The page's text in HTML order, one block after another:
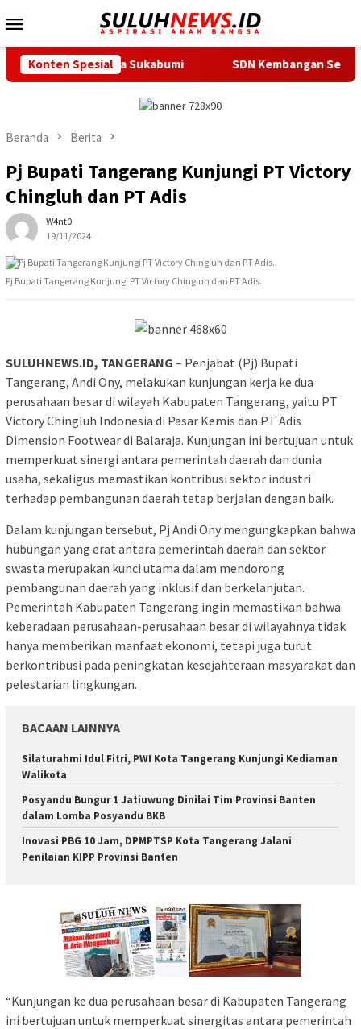
ke
Mobile
Konten Spesial
Sukabumi SDN Kembangan Selatan 01 Jakarta
Beranda Berita
Pj Bupati Tangerang Kunjungi PT Victory
Chingluh dan PT Adis
W4nt0
19/11/2024
Pj Bupati Tangerang Kunjungi PT Victory Chingluh dan PT Adis.
SULUHNEWS.ID, TANGERANG – Penjabat (Pj) Bupati
Tangerang, Andi Ony, melakukan kunjungan kerja ke dua
perusahaan besar di wilayah Kabupaten Tangerang, yaitu PT
Victory Chingluh Indonesia di Pasar Kemis dan PT Adis
Dimension Footwear di Balaraja. Kunjungan ini bertujuan untuk
memperkuat sinergi antara pemerintah daerah dan dunia
usaha, sekaligus memastikan kontribusi sektor industri
terhadap pembangunan daerah tetap berjalan dengan baik.
Dalam kunjungan tersebut, Pj Andi Ony mengungkapkan bahwa
hubungan yang erat antara pemerintah daerah dan sektor
swasta merupakan kunci utama dalam mendorong
pembangunan daerah yang inklusif dan berkelanjutan.
Pemerintah Kabupaten Tangerang ingin memastikan bahwa
keberadaan perusahaan-perusahaan besar di wilayahnya tidak
hanya memberikan manfaat ekonomi, tetapi juga turut
berkontribusi pada peningkatan kesejahteraan masyarakat dan
pelestarian lingkungan.
BACAAN LAINNYA
Silaturahmi Idul Fitri, PWI Kota Tangerang Kunjungi Kediaman
Walikota
Posyandu Bungur 1 Jatiuwung Dinilai Tim Provinsi Banten
dalam Lomba Posyandu BKB
Inovasi PBG 10 Jam, DPMPTSP Kota Tangerang Jalani
Penilaian KIPP Provinsi Banten
“Kunjungan ke dua perusahaan besar di Kabupaten Tangerang
ini bertujuan untuk memperkuat sinergitas antara pemerintah